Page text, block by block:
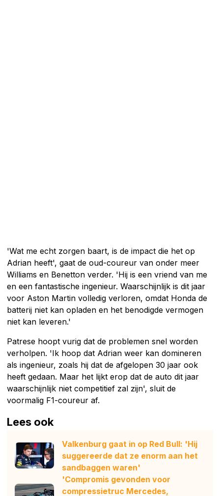
'Wat me echt zorgen baart, is de impact die het op
Adrian heeft', gaat de oud-coureur van onder meer
Williams en Benetton verder. 'Hij is een vriend van me
en een fantastische ingenieur. Waarschijnlijk is dit jaar
voor Aston Martin volledig verloren, omdat Honda de
batterij niet kan opladen en het benodigde vermogen
niet kan leveren.'
Patrese hoopt vurig dat de problemen snel worden
verholpen. 'Ik hoop dat Adrian weer kan domineren
als ingenieur, zoals hij dat de afgelopen 30 jaar ook
heeft gedaan. Maar het lijkt erop dat de auto dit jaar
waarschijnlijk niet competitief zal zijn', sluit de
voormalig F1-coureur af.
Lees ook
Valkenburg gaat in op Red Bull: 'Hij
suggereerde dat ze enorm aan het
sandbaggen waren'
'Compromis gevonden voor
compressietruc Mercedes,